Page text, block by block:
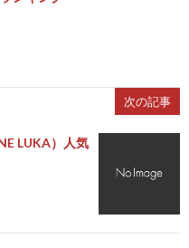
次の記事
LUKA）人気